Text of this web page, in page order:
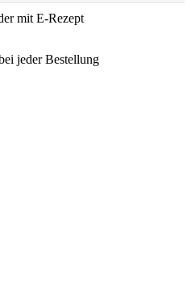
mit E-Rezept
jeder Bestellung